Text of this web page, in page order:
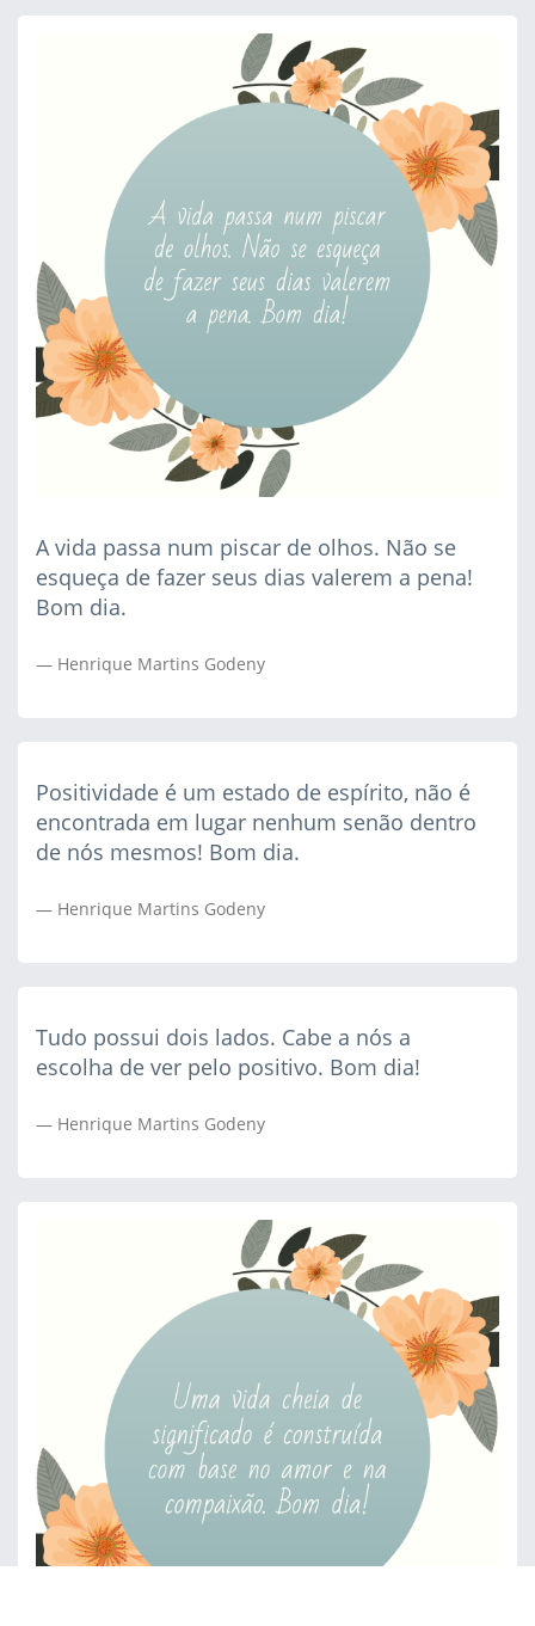
A vida passa num piscar de olhos. Não se
esqueça de fazer seus dias valerem a pena!
Bom dia.
Henrique Martins Godeny
Positividade é um estado de espírito, não é
encontrada em lugar nenhum senão dentro
de nós mesmos! Bom dia.
Henrique Martins Godeny
Tudo possui dois lados. Cabe a nós a
escolha de ver pelo positivo. Bom dia!
Henrique Martins Godeny